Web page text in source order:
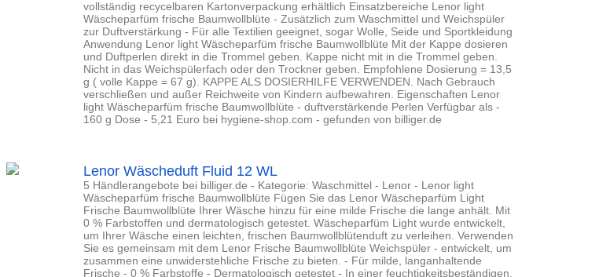
vollständig recycelbaren Kartonverpackung erhältlich Einsatzbereiche Lenor light
Wäscheparfüm frische Baumwollblüte - Zusätzlich zum Waschmittel und Weichspüler
zur Duftverstärkung - Für alle Textilien geeignet, sogar Wolle, Seide und Sportkleidung
Anwendung Lenor light Wäscheparfüm frische Baumwollblüte Mit der Kappe dosieren
und Duftperlen direkt in die Trommel geben. Kappe nicht mit in die Trommel geben.
Nicht in das Weichspülerfach oder den Trockner geben. Empfohlene Dosierung = 13,5
g ( volle Kappe = 67 g). KAPPE ALS DOSIERHILFE VERWENDEN. Nach Gebrauch
verschließen und außer Reichweite von Kindern aufbewahren. Eigenschaften Lenor
light Wäscheparfüm frische Baumwollblüte - duftverstärkende Perlen Verfügbar als -
160 g Dose - 5,21 Euro bei hygiene-shop.com - gefunden von billiger.de
Lenor Wäscheduft Fluid 12 WL
5 Händlerangebote bei billiger.de - Kategorie: Waschmittel - Lenor - Lenor light
Wäscheparfüm frische Baumwollblüte Fügen Sie das Lenor Wäscheparfüm Light
Frische Baumwollblüte Ihrer Wäsche hinzu für eine milde Frische die lange anhält. Mit
0 % Farbstoffen und dermatologisch getestet. Wäscheparfüm Light wurde entwickelt,
um Ihrer Wäsche einen leichten, frischen Baumwollblütenduft zu verleihen. Verwenden
Sie es gemeinsam mit dem Lenor Frische Baumwollblüte Weichspüler - entwickelt, um
zusammen eine unwiderstehliche Frische zu bieten. - Für milde, langanhaltende
Frische - 0 % Farbstoffe - Dermatologisch getestet - In einer feuchtigkeitsbeständigen,